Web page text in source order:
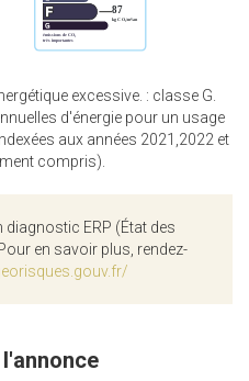
excessive. : classe G.
d'énergie pour un usage
aux années 2021,2022 et
compris).
diagnostic ERP (État des
en savoir plus, rendez-